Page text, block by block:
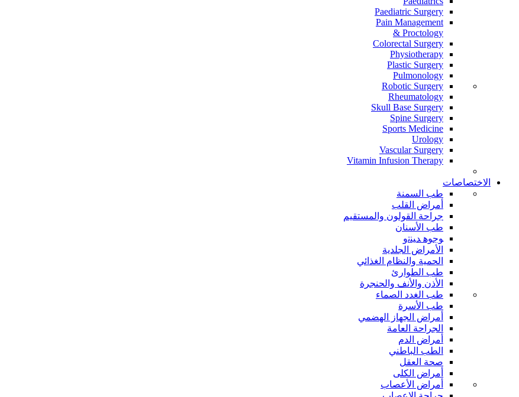
Paediatric Surgery
Pain Management
Proctology &
Colorectal Surgery
Physiotherapy
Plastic Surgery
Pulmonology
Robotic Surgery
Rheumatology
Skull Base Surgery
Spine Surgery
Sports Medicine
Urology
Vascular Surgery
Vitamin Infusion Therapy
الاختصاصات
طب السمنة
أمراض القلب
جراحة القولون والمستقيم
طب الأسنان
ﻮﺟﻮﻫ ﺪﻴﻨﺗﻭ
الأمراض الجلدية
الحمية والنظام الغذائي
طب الطوارئ
الأذن والأنف والحنجرة
طب الغدد الصماء
طب الأسرة
أمراض الجهاز الهضمي
الجراحة العامة
أمراض الدم
الطب الباطني
صحة العقل
أمراض الكلى
أمراض الأعصاب